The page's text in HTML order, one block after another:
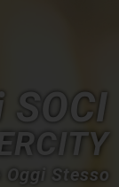
SOCI
Stesso